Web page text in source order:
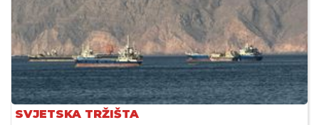
SVJETSKA TRŽIŠTA